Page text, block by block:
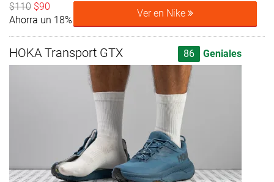
$110 $90
Ahorra un 18%
Ver en Nike
HOKA Transport GTX 86 Geniales